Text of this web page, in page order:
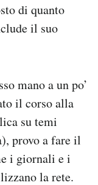
di quanto
il suo
mano a un po’
il corso alla
su temi
provo a fare il
i giornali e i
la rete.